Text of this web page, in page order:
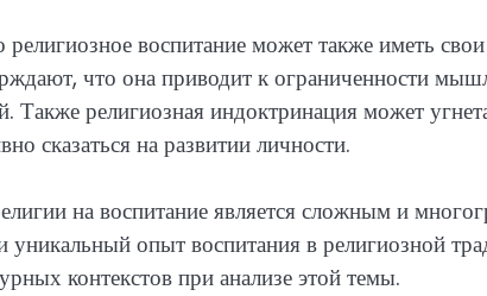
воспитание может также иметь
что она приводит к ограниченности
Также религиозная индоктринация может
сказаться на развитии личности.
на воспитание является сложным и
уникальный опыт воспитания в религиозной
контекстов при анализе этой темы.